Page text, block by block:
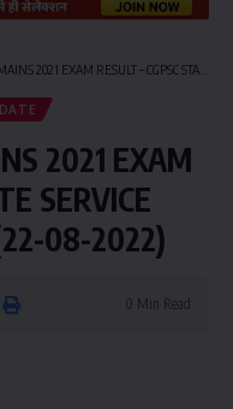
RESULT – CGPSC STATE SERVICE (MAINS) EXAM-2021 (22-08-2022)
2021 EXAM
SERVICE
08-2022)
0 Min Read